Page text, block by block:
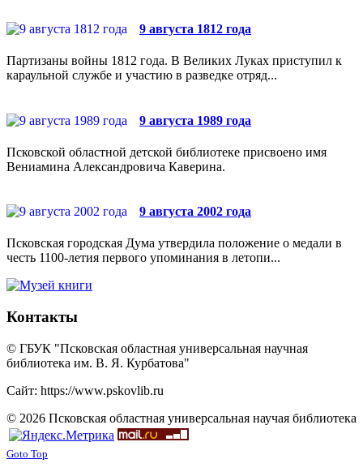
9 августа 1812 года
Партизаны войны 1812 года. В Великих Луках приступил к
караульной службе и участию в разведке отряд...
9 августа 1989 года
Псковской областной детской библиотеке присвоено имя
Вениамина Александровича Каверина.
9 августа 2002 года
Псковская городская Дума утвердила положение о медали в
честь 1100-летия первого упоминания в летопи...
Контакты
© ГБУК "Псковская областная универсальная научная
библиотека им. В. Я. Курбатова"
Сайт: https://www.pskovlib.ru
© 2026 Псковская областная универсальная научая библиотека
Goto Top